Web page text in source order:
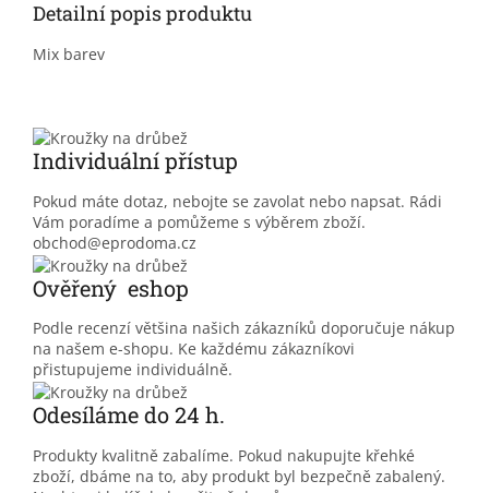
Detailní popis produktu
Mix barev
Individuální přístup
Pokud máte dotaz, nebojte se zavolat nebo napsat. Rádi
Vám poradíme a pomůžeme s výběrem zboží.
obchod@eprodoma.cz
Ověřený eshop
Podle recenzí většina našich zákazníků doporučuje nákup
na našem e-shopu. Ke každému zákazníkovi
přistupujeme individuálně.
Odesíláme do 24 h.
Produkty kvalitně zabalíme. Pokud nakupujte křehké
zboží, dbáme na to, aby produkt byl bezpečně zabalený.